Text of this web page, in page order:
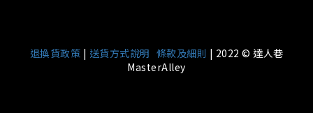
退換貨政策 | 送貨方式說明 條款及細則 | 2022 © 達人巷
MasterAlley